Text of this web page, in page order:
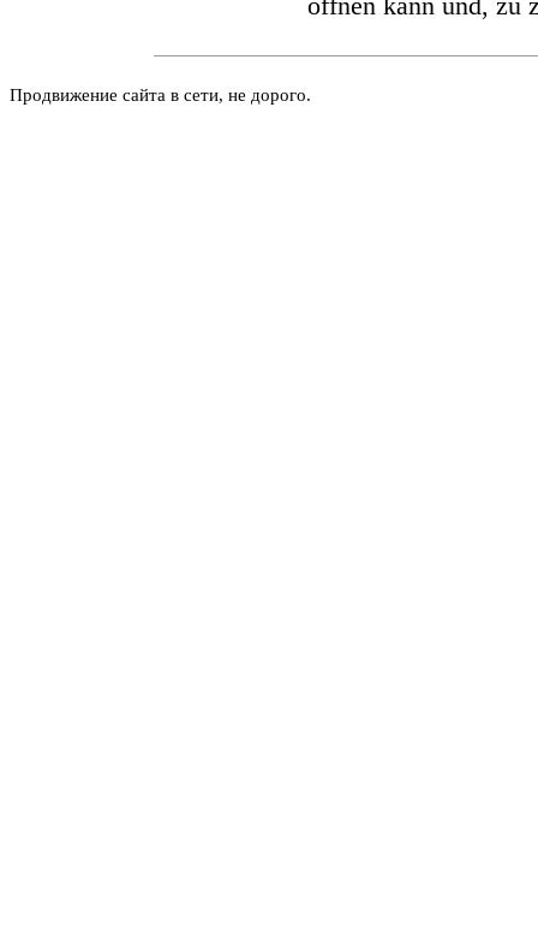
Продвижение сайта в сети, не дорого.